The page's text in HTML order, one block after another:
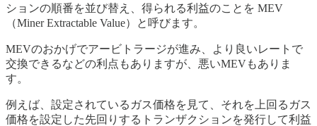
ションの順番を並び替え、得られる利益のことを MEV
（Miner Extractable Value）と呼びます。
MEVのおかげでアービトラージが進み、より良いレートで
交換できるなどの利点もありますが、悪いMEVもありま
す。
例えば、設定されているガス価格を見て、それを上回るガス
価格を設定した先回りするトランザクションを発行して利益